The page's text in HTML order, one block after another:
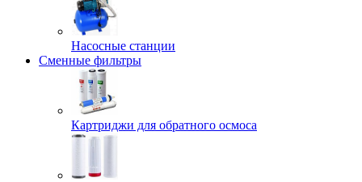
Насосные станции
Сменные фильтры
Картриджи для обратного осмоса